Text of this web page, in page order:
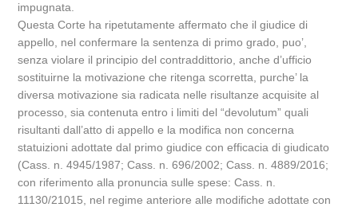
impugnata.
Questa Corte ha ripetutamente affermato che il giudice di
appello, nel confermare la sentenza di primo grado, puo’,
senza violare il principio del contraddittorio, anche d’ufficio
sostituirne la motivazione che ritenga scorretta, purche’ la
diversa motivazione sia radicata nelle risultanze acquisite al
processo, sia contenuta entro i limiti del “devolutum” quali
risultanti dall’atto di appello e la modifica non concerna
statuizioni adottate dal primo giudice con efficacia di giudicato
(Cass. n. 4945/1987; Cass. n. 696/2002; Cass. n. 4889/2016;
con riferimento alla pronuncia sulle spese: Cass. n.
11130/21015, nel regime anteriore alle modifiche adottate con